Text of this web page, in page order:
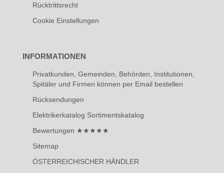
Rücktrittsrecht
Cookie Einstellungen
INFORMATIONEN
Privatkunden, Gemeinden, Behörden, Institutionen,
Spitäler und Firmen können per Email bestellen
Rücksendungen
Elektrikerkatalog Sortimentskatalog
Bewertungen ★★★★★
Sitemap
ÖSTERREICHISCHER HÄNDLER